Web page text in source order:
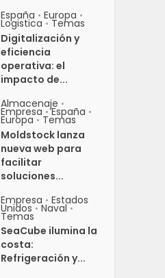
España • Europa •
Logistica • Temas
Digitalización y
eficiencia
operativa: el
impacto de...
Almacenaje •
Empresa • España •
Europa • Temas
Moldstock lanza
nueva web para
facilitar
soluciones...
Empresa • Estados
Unidos • Naval •
Temas
SeaCube ilumina la
costa:
Refrigeración y...